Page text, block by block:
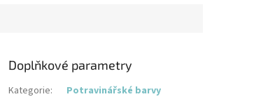
Doplňkové parametry
Kategorie:
Potravinářské barvy